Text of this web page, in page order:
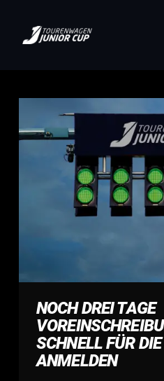
NOCH DREI TAGE
SCHNELL FÜR
ANMELDEN